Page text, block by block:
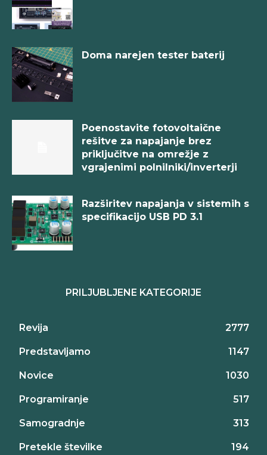
Doma narejen tester baterij
Poenostavite fotovoltaične
rešitve za napajanje brez
priključitve na omrežje z
vgrajenimi polnilniki/inverterji
Razširitev napajanja v sistemih s
specifikacijo USB PD 3.1
PRILJUBLJENE KATEGORIJE
Revija 2777
Predstavljamo 1147
Novice 1030
Programiranje 517
Samogradnje 313
Pretekle številke 194